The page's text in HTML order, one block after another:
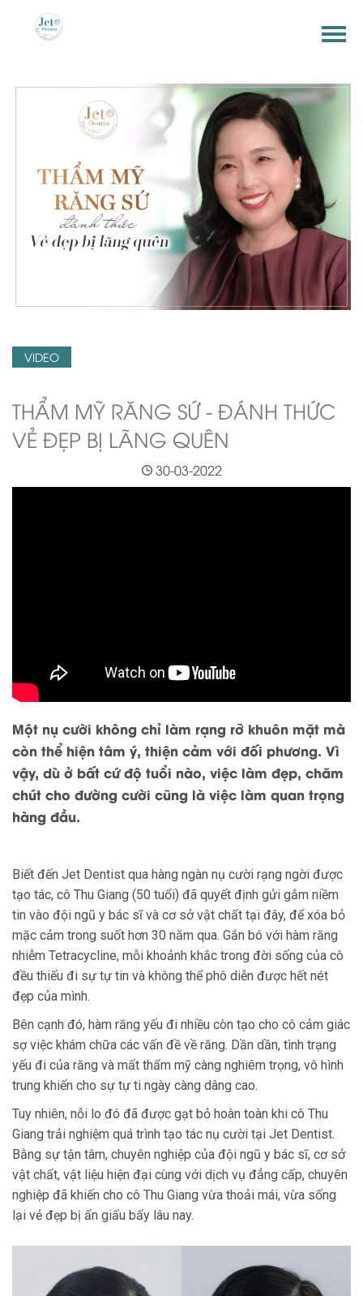
VIDEO
THẨM MỸ RĂNG SỨ - ĐÁNH THỨC
VẺ ĐẸP BỊ LÃNG QUÊN
30-03-2022
Một nụ cười không chỉ làm rạng rỡ khuôn mặt mà
còn thể hiện tâm ý, thiện cảm với đối phương. Vì
vậy, dù ở bất cứ độ tuổi nào, việc làm đẹp, chăm
chút cho đường cười cũng là việc làm quan trọng
hàng đầu.
Biết đến Jet Dentist qua hàng ngàn nụ cười rạng ngời được
tạo tác, cô Thu Giang (50 tuổi) đã quyết định gửi gắm niềm
tin vào đội ngũ y bác sĩ và cơ sở vật chất tại đây, để xóa bỏ
mặc cảm trong suốt hơn 30 năm qua. Gắn bó với hàm răng
nhiễm Tetracycline, mỗi khoảnh khắc trong đời sống của cô
đều thiếu đi sự tự tin và không thể phô diễn được hết nét
đẹp của mình.
Bên cạnh đó, hàm răng yếu đi nhiều còn tạo cho cô cảm giác
sợ việc khám chữa các vấn đề về răng. Dần dần, tình trạng
yếu đi của răng và mất thẩm mỹ càng nghiêm trọng, vô hình
trung khiến cho sự tự ti ngày càng dâng cao.
Tuy nhiên, nỗi lo đó đã được gạt bỏ hoàn toàn khi cô Thu
Giang trải nghiệm quá trình tạo tác nụ cười tại Jet Dentist.
Bằng sự tận tâm, chuyên nghiệp của đội ngũ y bác sĩ, cơ sở
vật chất, vật liệu hiện đại cùng với dịch vụ đẳng cấp, chuyên
nghiệp đã khiến cho cô Thu Giang vừa thoải mái, vừa sống
lại vẻ đẹp bị ẩn giấu bấy lâu nay.